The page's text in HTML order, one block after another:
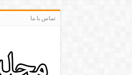
تماس با ما